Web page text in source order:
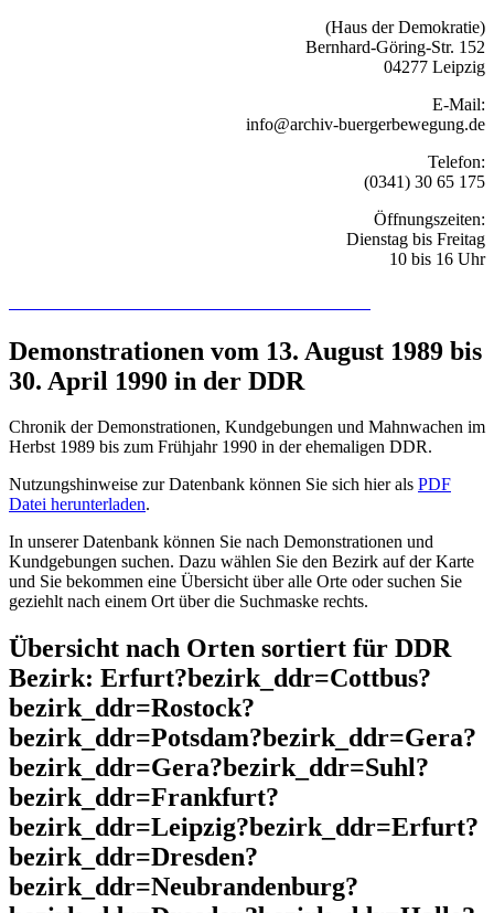
(Haus der Demokratie)
Bernhard-Göring-Str. 152
04277 Leipzig
E-Mail:
info@archiv-buergerbewegung.de
Telefon:
(0341) 30 65 175
Öffnungszeiten:
Dienstag bis Freitag
10 bis 16 Uhr
Demonstrationen vom 13. August 1989 bis
30. April 1990 in der DDR
Chronik der Demonstrationen, Kundgebungen und Mahnwachen im
Herbst 1989 bis zum Frühjahr 1990 in der ehemaligen DDR.
Nutzungshinweise zur Datenbank können Sie sich hier als PDF
Datei herunterladen.
In unserer Datenbank können Sie nach Demonstrationen und
Kundgebungen suchen. Dazu wählen Sie den Bezirk auf der Karte
und Sie bekommen eine Übersicht über alle Orte oder suchen Sie
geziehlt nach einem Ort über die Suchmaske rechts.
Übersicht nach Orten sortiert für DDR
Bezirk: Erfurt?bezirk_ddr=Cottbus?
bezirk_ddr=Rostock?
bezirk_ddr=Potsdam?bezirk_ddr=Gera?
bezirk_ddr=Gera?bezirk_ddr=Suhl?
bezirk_ddr=Frankfurt?
bezirk_ddr=Leipzig?bezirk_ddr=Erfurt?
bezirk_ddr=Dresden?
bezirk_ddr=Neubrandenburg?